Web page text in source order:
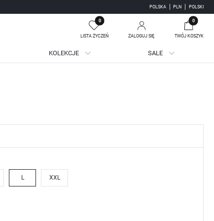
POLSKA PLN POLSKI
0
LISTA ŻYCZEŃ ZALOGUJ SIĘ
swoich danych przy kolejnych zakupach
i kuponów promocyjnych
0
TWÓJ KOSZYK
Twój koszyk jest pusty
KOLEKCJE SALE
L XXL